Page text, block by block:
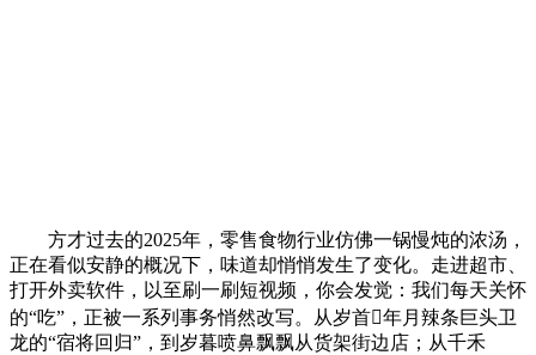
方才过去的2025年，零售食物行业仿佛一锅慢炖的浓汤，
正在看似安静的概况下，味道却悄悄发生了变化。走进超市、
打开外卖软件，以至刷一刷短视频，你会发觉：我们每天关怀
的“吃”，正被一系列事务悄然改写。从岁首年月辣条巨头卫
龙的“宿将回归”，到岁暮喷鼻飘飘从货架街边店；从千禾